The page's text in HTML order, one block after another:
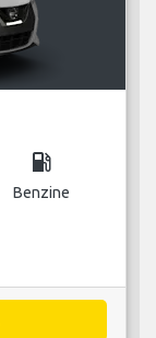
local_gas_station
Benzine